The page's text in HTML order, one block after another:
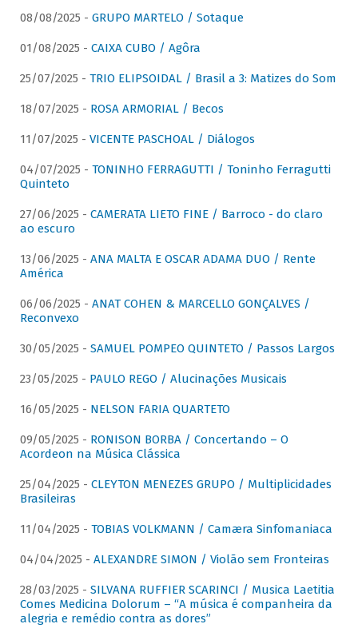
08/08/2025 - GRUPO MARTELO / Sotaque
01/08/2025 - CAIXA CUBO / Agôra
25/07/2025 - TRIO ELIPSOIDAL / Brasil a 3: Matizes do Som
18/07/2025 - ROSA ARMORIAL / Becos
11/07/2025 - VICENTE PASCHOAL / Diálogos
04/07/2025 - TONINHO FERRAGUTTI / Toninho Ferragutti
Quinteto
27/06/2025 - CAMERATA LIETO FINE / Barroco - do claro
ao escuro
13/06/2025 - ANA MALTA E OSCAR ADAMA DUO / Rente
América
06/06/2025 - ANAT COHEN & MARCELLO GONÇALVES /
Reconvexo
30/05/2025 - SAMUEL POMPEO QUINTETO / Passos Largos
23/05/2025 - PAULO REGO / Alucinações Musicais
16/05/2025 - NELSON FARIA QUARTETO
09/05/2025 - RONISON BORBA / Concertando – O
Acordeon na Música Clássica
25/04/2025 - CLEYTON MENEZES GRUPO / Multiplicidades
Brasileiras
11/04/2025 - TOBIAS VOLKMANN / Camæra Sinfomaniaca
04/04/2025 - ALEXANDRE SIMON / Violão sem Fronteiras
28/03/2025 - SILVANA RUFFIER SCARINCI / Musica Laetitia
Comes Medicina Dolorum – “A música é companheira da
alegria e remédio contra as dores”